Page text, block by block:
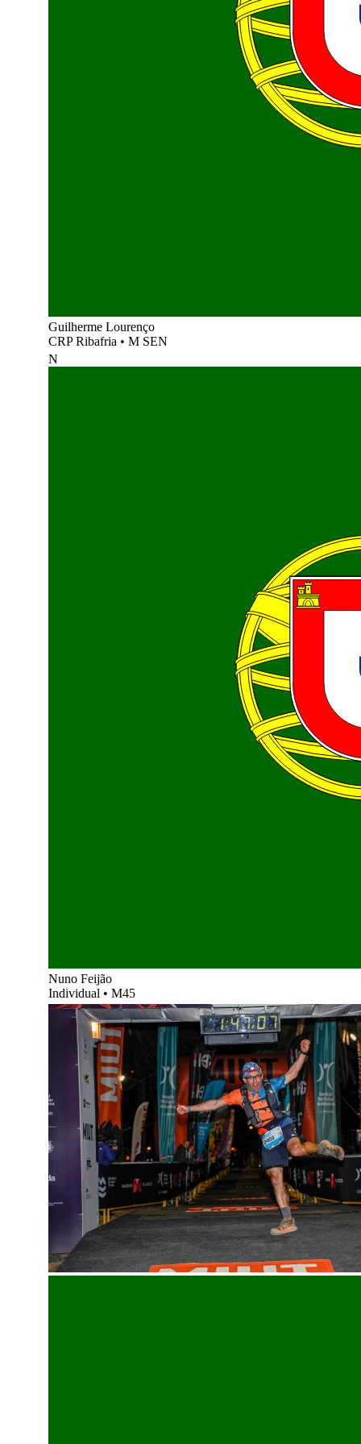
Guilherme Lourenço
CRP Ribafria • M SEN
N
Nuno Feijão
Individual • M45